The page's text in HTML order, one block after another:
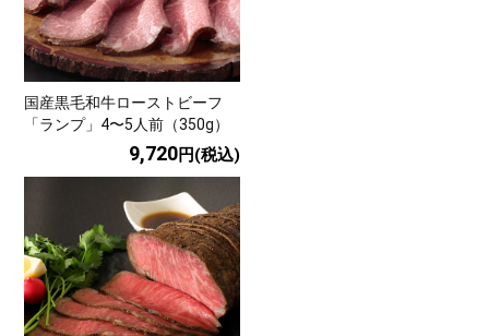
国産黒毛和牛ローストビーフ
「ランプ」4〜5人前（350g）
9,720円(税込)